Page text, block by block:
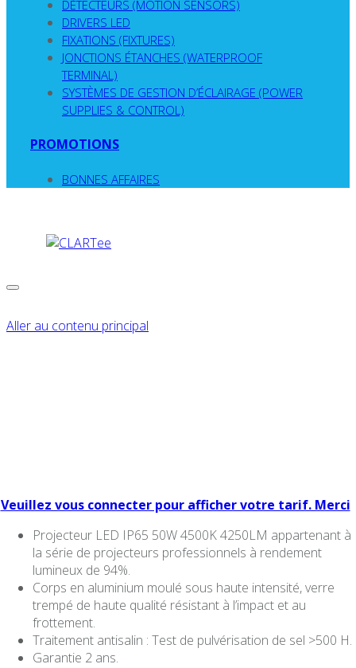
DÉTECTEURS (MOTION SENSORS)
DRIVERS LED
FIXATIONS (FIXTURES)
JONCTIONS ÉTANCHES (WATERPROOF
TERMINAL)
SYSTÈMES DE GESTION D’ÉCLAIRAGE (POWER
SUPPLIES & CONTROL)
PROMOTIONS
BONNES AFFAIRES
Aller au contenu principal
Veuillez vous connecter pour afficher votre tarif. Merci
Projecteur LED IP65 50W 4500K 4250LM appartenant à
la série de projecteurs professionnels à rendement
lumineux de 94%.
Corps en aluminium moulé sous haute intensité, verre
trempé de haute qualité résistant à l’impact et au
frottement.
Traitement antisalin : Test de pulvérisation de sel >500 H.
Garantie 2 ans.